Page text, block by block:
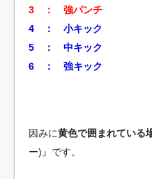
3 ： 強パンチ
4 ： 小キック
5 ： 中キック
6 ： 強キック
因みに黄色で囲まれている
ー)』です。